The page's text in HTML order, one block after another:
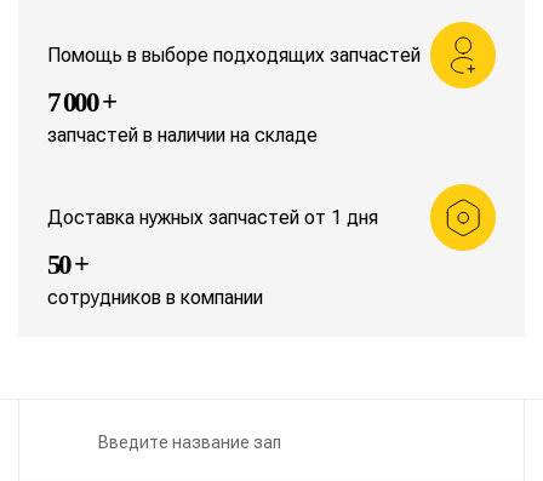
Помощь в выборе подходящих запчастей
7 000 +
запчастей в наличии на складе
Доставка нужных запчастей от 1 дня
50 +
сотрудников в компании